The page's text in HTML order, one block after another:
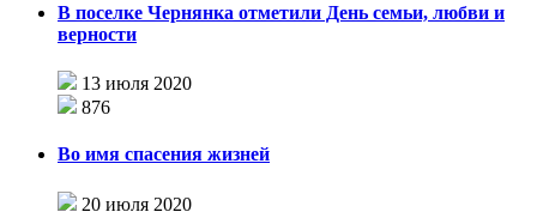
В поселке Чернянка отметили День семьи, любви и
верности
13 июля 2020
876
Во имя спасения жизней
20 июля 2020